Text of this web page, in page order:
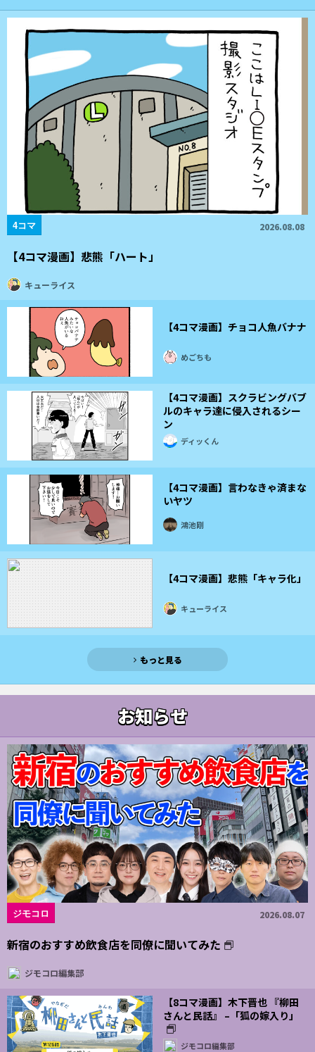
4コマ 2026.08.08
【4コマ漫画】悲熊「ハート」
キューライス
【4コマ漫画】チョコ人魚バナナ
めごちも
【4コマ漫画】スクラビングバブ
ルのキャラ達に侵入されるシー
ン
ディッくん
【4コマ漫画】言わなきゃ済まな
いヤツ
鴻池剛
【4コマ漫画】悲熊「キャラ化」
キューライス
もっと見る
お知らせ
ジモコロ 2026.08.07
新宿のおすすめ飲食店を同僚に聞いてみた
ジモコロ編集部
【8コマ漫画】木下晋也 『柳田
さんと民話』 –「狐の嫁入り」
ジモコロ編集部